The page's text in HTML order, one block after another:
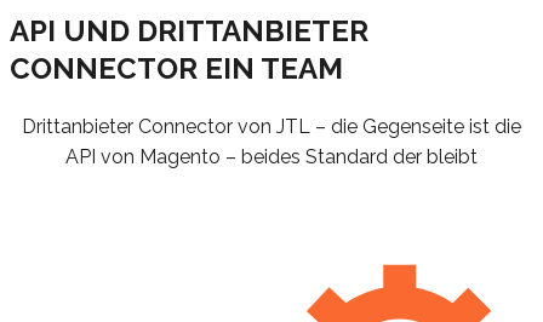
API UND DRITTANBIETER
CONNECTOR EIN TEAM
Drittanbieter Connector von JTL – die Gegenseite ist die
API von Magento – beides Standard der bleibt